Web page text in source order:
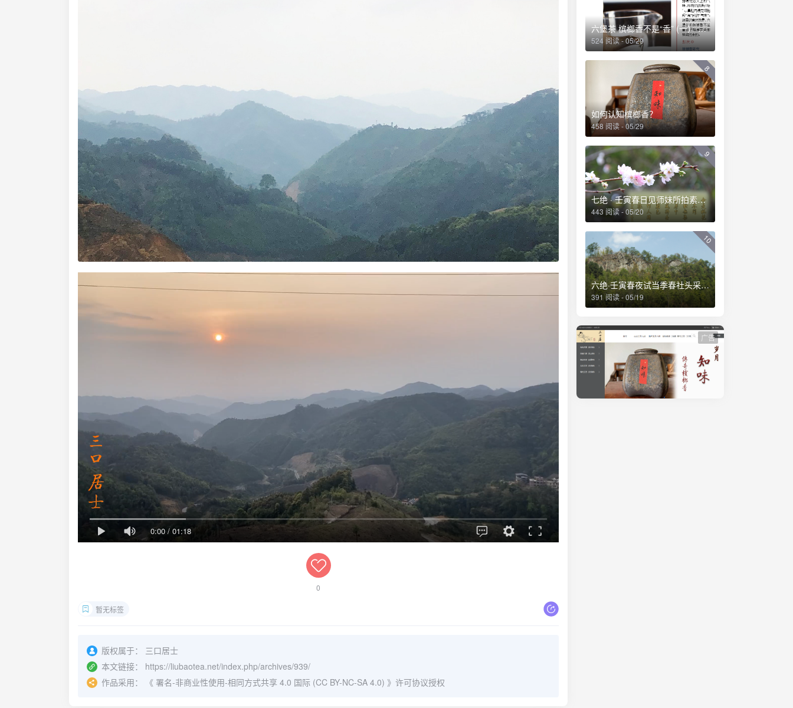
0:00 /01:18
0
暂无标签
版权属于：
三口居士
本文链接：
https://liubaotea.net/index.php/archives/939/
作品采用：
《 署名-非商业性使用-相同方式共享 4.0 国际 (CC BY-NC-SA 4.0) 》许可协议授权
六堡茶 槟榔香不是“香” (一） ——透彻理解六堡茶槟榔香及其成因
524 阅读 - 05/29
8
如何认知槟榔香？
458 阅读 - 05/29
9
七绝 · 壬寅春日见师妹所拍素白桃花有感
443 阅读 - 05/20
10
六绝·壬寅春夜试当季春社头采茶得赋
391 阅读 - 05/19
广告